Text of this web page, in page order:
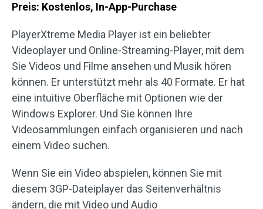
Preis: Kostenlos, In-App-Purchase
PlayerXtreme Media Player ist ein beliebter
Videoplayer und Online-Streaming-Player, mit dem
Sie Videos und Filme ansehen und Musik hören
können. Er unterstützt mehr als 40 Formate. Er hat
eine intuitive Oberfläche mit Optionen wie der
Windows Explorer. Und Sie können Ihre
Videosammlungen einfach organisieren und nach
einem Video suchen.
Wenn Sie ein Video abspielen, können Sie mit
diesem 3GP-Dateiplayer das Seitenverhältnis
ändern, die mit Video und Audio